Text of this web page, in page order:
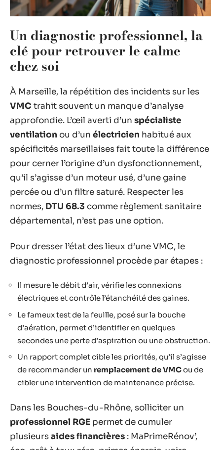
Un diagnostic professionnel, la
clé pour retrouver le calme
chez soi
À Marseille, la répétition des incidents sur les
VMC trahit souvent un manque d’analyse
approfondie. L’œil averti d’un spécialiste
ventilation ou d’un électricien habitué aux
spécificités marseillaises fait toute la différence
pour cerner l’origine d’un dysfonctionnement,
qu’il s’agisse d’un moteur usé, d’une gaine
percée ou d’un filtre saturé. Respecter les
normes, DTU 68.3 comme règlement sanitaire
départemental, n’est pas une option.
Pour dresser l’état des lieux d’une VMC, le
diagnostic professionnel procède par étapes :
Il mesure le débit d’air, vérifie les connexions
électriques et contrôle l’étanchéité des gaines.
Le fameux test de la feuille, posé sur la bouche
d’aération, permet d’identifier en quelques
secondes une perte d’aspiration ou une obstruction.
Un rapport complet cible les priorités, qu’il s’agisse
de recommander un remplacement de VMCou de
cibler une intervention de maintenance précise.
Dans les Bouches-du-Rhône, solliciter un
professionnel RGE permet de cumuler
plusieursaides financières : MaPrimeRénov’,